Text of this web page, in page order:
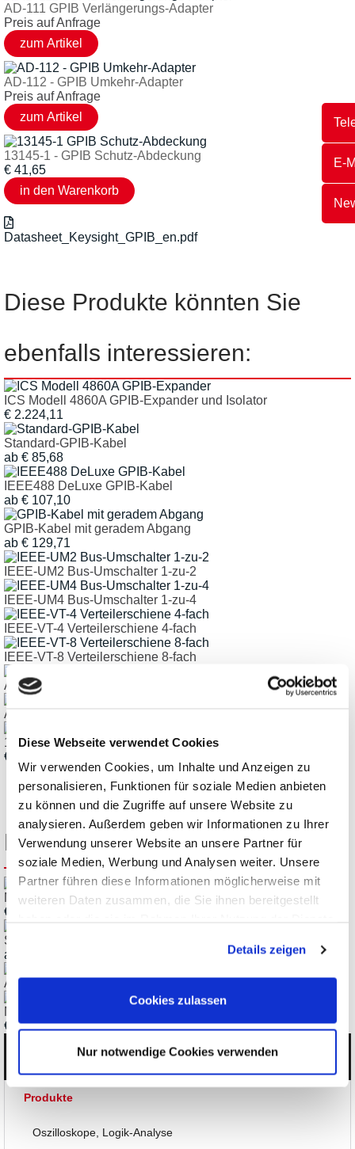
Diese Webseite verwendet Cookies
Wir verwenden Cookies, um Inhalte und Anzeigen zu
personalisieren, Funktionen für soziale Medien anbieten
zu können und die Zugriffe auf unsere Website zu
analysieren. Außerdem geben wir Informationen zu Ihrer
Verwendung unserer Website an unsere Partner für
soziale Medien, Werbung und Analysen weiter. Unsere
Partner führen diese Informationen möglicherweise mit
weiteren Daten zusammen, die Sie ihnen bereitgestellt
Details zeigen
Cookies zulassen
Nur notwendige Cookies verwenden
E-
AD-111 GPIB Verlängerungs-Adapter
Preis auf Anfrage
AD-112 - GPIB Umkehr-Adapter
Preis auf Anfrage
13145-1 - GPIB Schutz-Abdeckung
€ 41,65
Datasheet_Keysight_GPIB_en.pdf
Diese Produkte könnten Sie
ebenfalls interessieren:
ICS Modell 4860A GPIB-Expander und Isolator
€ 2.224,11
Standard-GPIB-Kabel
ab € 85,68
IEEE488 DeLuxe GPIB-Kabel
ab € 107,10
GPIB-Kabel mit geradem Abgang
ab € 129,71
IEEE-UM2 Bus-Umschalter 1-zu-2
IEEE-UM4 Bus-Umschalter 1-zu-4
IEEE-VT-4 Verteilerschiene 4-fach
IEEE-VT-8 Verteilerschiene 8-fach
AD-111 GPIB Verlängerungs-Adapter
AD-112 - GPIB Umkehr-Adapter
13145-1 - GPIB Schutz-Abdeckung
€ 41,65
Kunden kauften ebenfalls
ME-96 Digital-PC-Karte, 8 Opto-Eingänge, 8 Opto-Ausgänge
€
Standard-GPIB-Kabel
ab
AD-112 - GPIB Umkehr-Adapter
ME-95 Digital-PC-Karte, 16 Opto-Ausgänge
€
386,75
Kategorien
Produkte
Oszilloskope, Logik-Analyse